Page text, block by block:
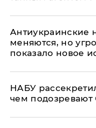
Антиукраинские
меняются, но
показало новое
НАБУ
чем